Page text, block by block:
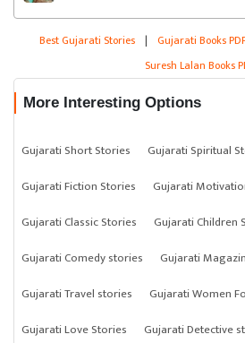
Best Gujarati Stories | Gujarati Books
Suresh Lalan Books
More Interesting Options
Gujarati Short Stories
Gujarati Spiritual
Gujarati Fiction Stories
Gujarati
Gujarati Classic Stories
Gujarati Children
Gujarati Comedy stories
Gujarati
Gujarati Travel stories
Gujarati Women
Gujarati Love Stories
Gujarati Detective